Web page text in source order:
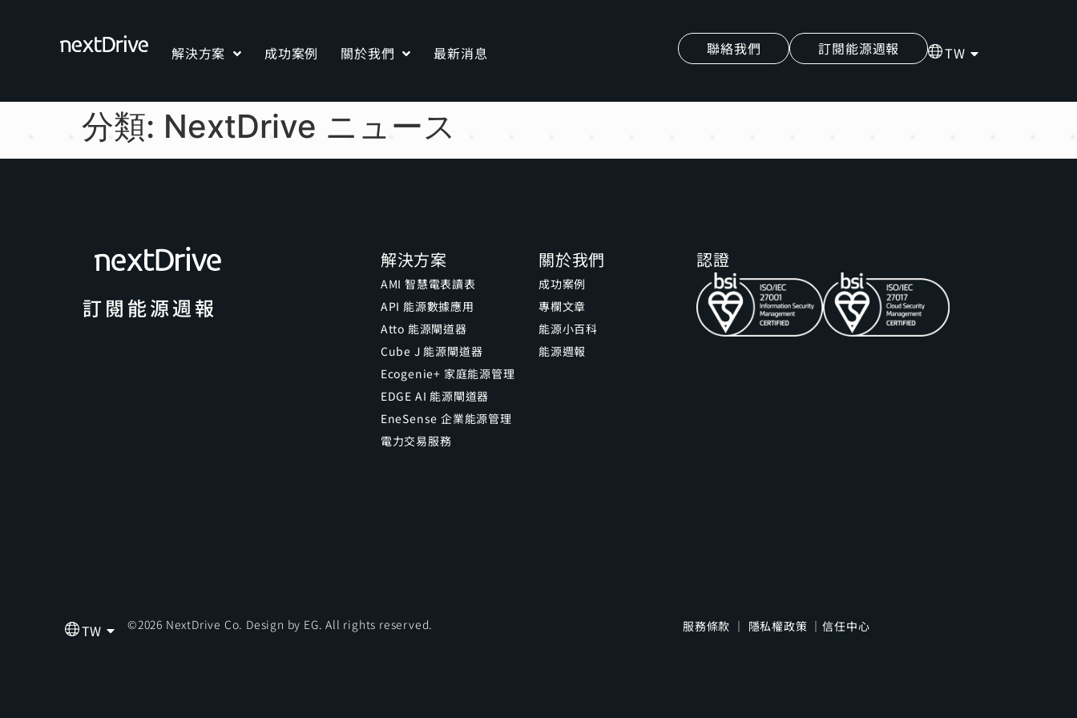
解決方案 成功案例 關於我們 最新消息 聯絡我們 訂閱能源週報 TW
分類: NextDrive ニュース
訂閱能源週報
解決方案
AMI 智慧電表讀表
API 能源數據應用
Atto 能源閘道器
Cube J 能源閘道器
Ecogenie+ 家庭能源管理
EDGE AI 能源閘道器
EneSense 企業能源管理
電力交易服務
關於我們
成功案例
專欄文章
能源小百科
能源週報
認證
TW ©2026 NextDrive Co. Design by EG. All rights reserved. 服務條款 ｜ 隱私權政策 ｜信任中心